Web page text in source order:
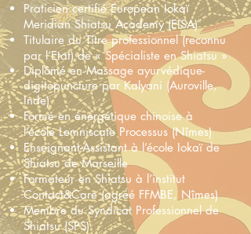
Praticien certifié European Iokaï
Meridian Shiatsu Academy (EISA)
Titulaire du Titre professionnel (reconnu
par l’Etat) de « Spécialiste en Shiatsu »
Diplômé en Massage ayurvédique-
digitopuncture par Kalyani (Auroville,
Inde)
Formé en énergétique chinoise à
l’école Lemniscate Processus (Nîmes)
Enseignant-Assistant à l’école Iokaï de
Shiatsu de Marseille
Formateur en Shiatsu à l’institut
Contact&Care (agréé FFMBE, Nîmes)
Membre du Syndicat Professionnel de
Shiatsu (SPS)